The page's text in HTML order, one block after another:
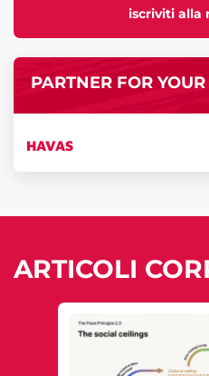
iscriviti alla
PARTNER FOR
HAVAS
ARTICOLI